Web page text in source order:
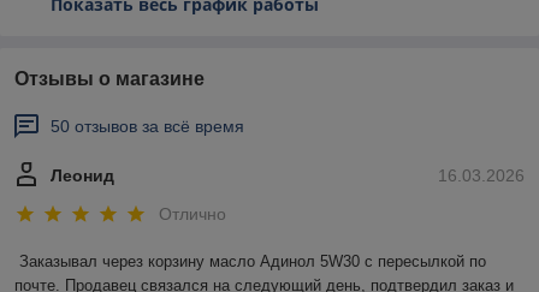
Показать весь график работы
Отзывы о магазине
50 отзывов за всё время
16.03.2026
Леонид
Отлично
Заказывал через корзину масло Адинол 5W30 с пересылкой по
почте. Продавец связался на следующий день, подтвердил заказ и